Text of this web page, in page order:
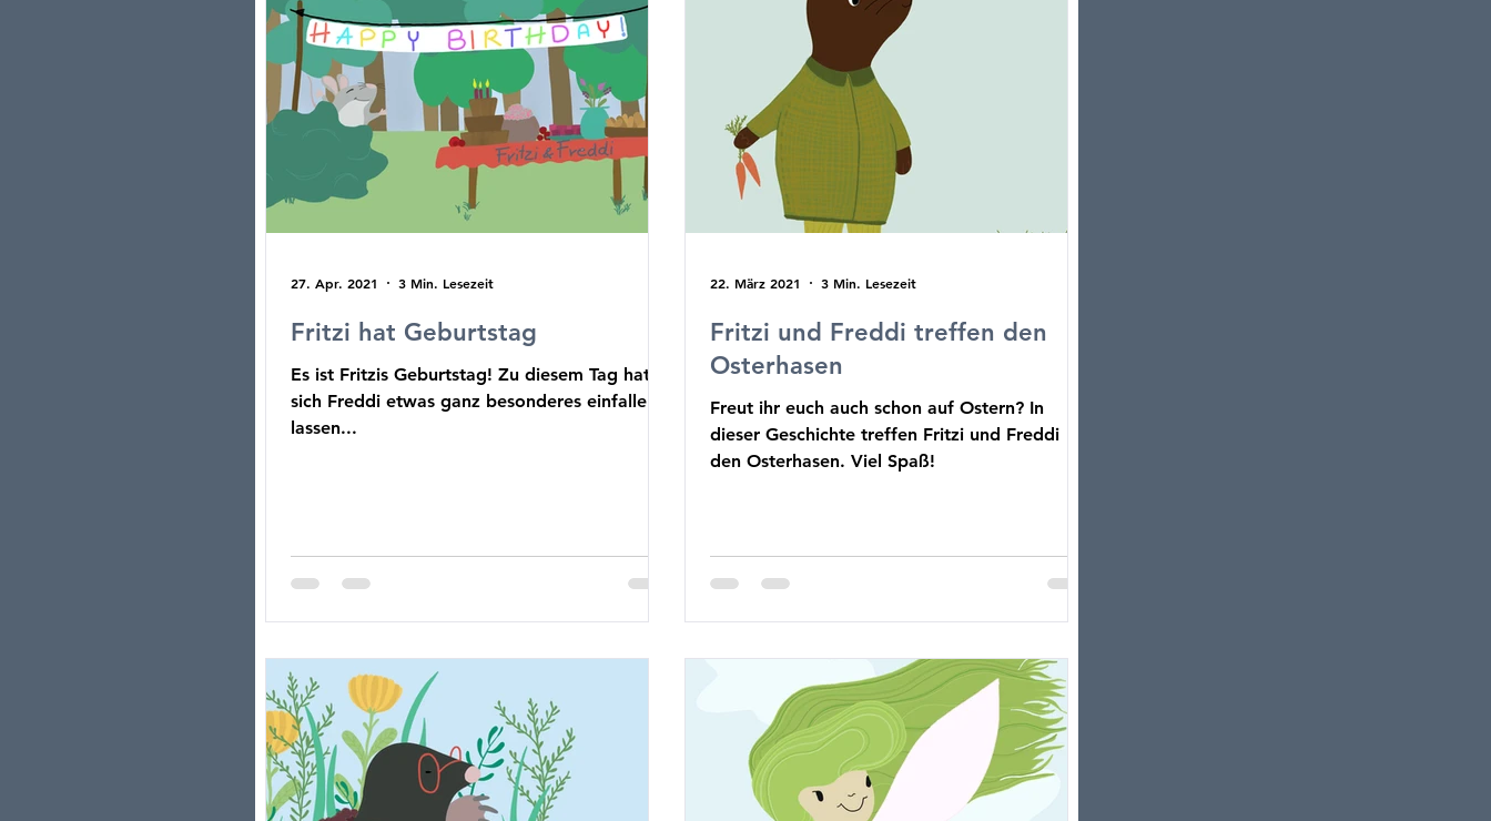
Fritzi hat Geburtstag
Es ist Fritzis Geburtstag! Zu diesem Tag hat
sich Freddi etwas ganz besonderes einfallen
lassen...
27. Apr. 2021 3 Min. Lesezeit
Fritzi und Freddi treffen den
Osterhasen
Freut ihr euch auch schon auf Ostern? In
dieser Geschichte treffen Fritzi und Freddi
den Osterhasen. Viel Spaß!
22. März 2021 3 Min. Lesezeit